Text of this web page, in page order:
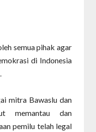
semua pihak agar
di Indonesia
mitra Bawaslu dan
memantau dan
pemilu telah legal